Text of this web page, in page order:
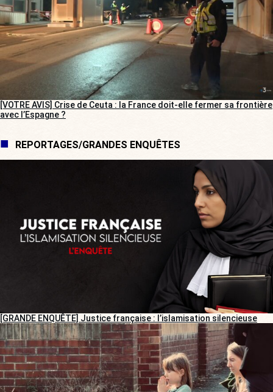
[VOTRE AVIS] Crise de Ceuta : la France doit-elle fermer sa frontière
avec l’Espagne ?
REPORTAGES/GRANDES ENQUÊTES
[GRANDE ENQUÊTE] Justice française : l’islamisation silencieuse